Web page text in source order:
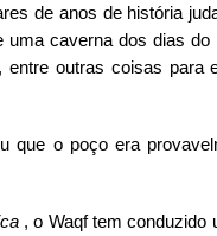
de anos de história
uma caverna dos dias
outras coisas para
que o poço era
, o Waqf tem conduzido